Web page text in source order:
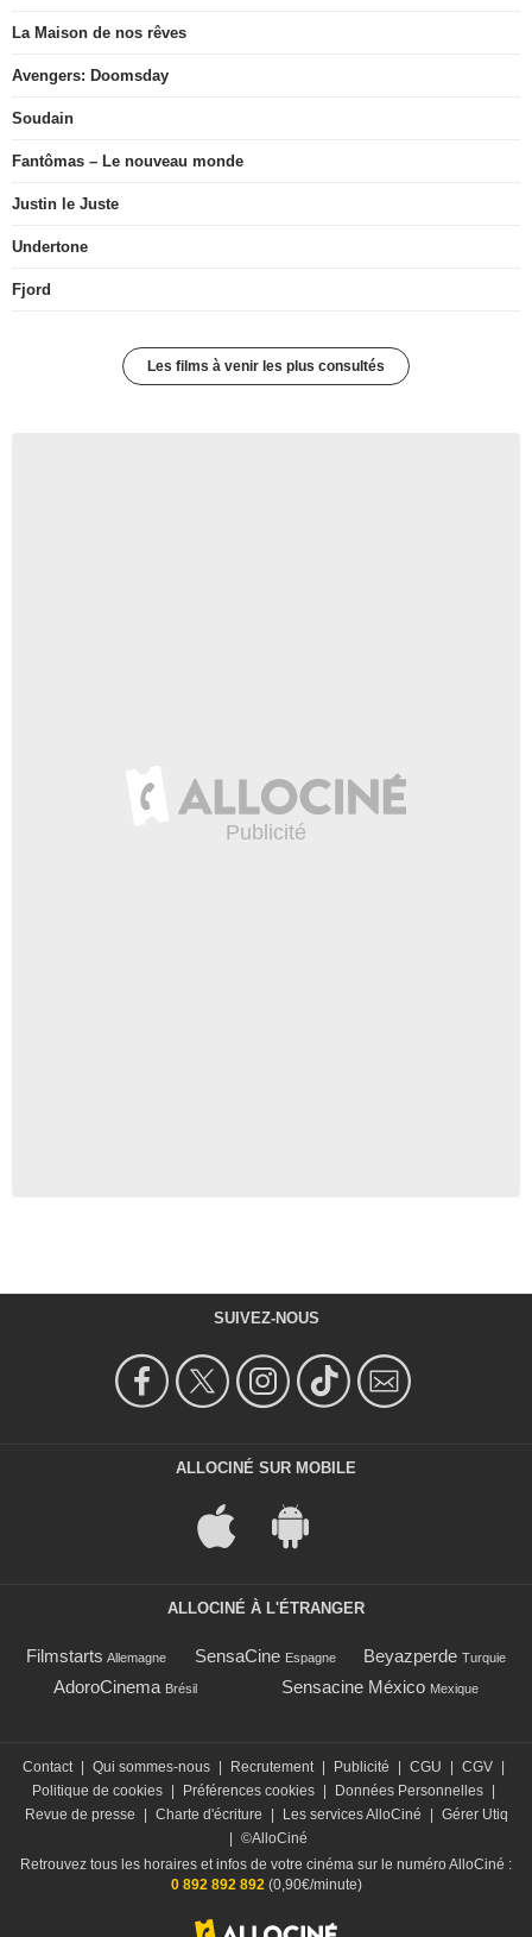
La Maison de nos rêves
Avengers: Doomsday
Soudain
Fantômas – Le nouveau monde
Justin le Juste
Undertone
Fjord
Les films à venir les plus consultés
SUIVEZ-NOUS
ALLOCINÉ SUR MOBILE
ALLOCINÉ À L'ÉTRANGER
Filmstarts Allemagne SensaCine Espagne Beyazperde Turquie
AdoroCinema Brésil Sensacine México Mexique
Contact | Qui sommes-nous | Recrutement | Publicité | CGU | CGV |
Politique de cookies | Préférences cookies | Données Personnelles |
Revue de presse
| Charte d'écriture | Les services AlloCiné | Gérer Utiq
| ©AlloCiné
Retrouvez tous les horaires et infos de votre cinéma sur le numéro AlloCiné :
0 892 892 892 (0,90€/minute)